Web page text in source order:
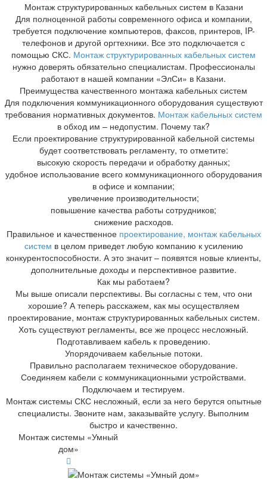
Монтаж структурированных кабельных систем в Казани
Для полноценной работы современного офиса и компании,
требуется подключение компьютеров, факсов, принтеров, IP-
телефонов и другой оргтехники. Все это подключается с
помощью СКС. Монтаж структурированных кабельных систем
нужно доверять обязательно специалистам. Профессионалы
работают в нашей компании «ЭлСи» в Казани.
Преимущества качественного монтажа кабельных систем
Для подключения коммуникационного оборудования существуют
требования нормативных документов. Монтаж кабельных систем
в обход им – недопустим. Почему так?
Если проектирование структурированной кабельной системы
будет соответствовать регламенту, то отметите:
высокую скорость передачи и обработку данных;
удобное использование всего коммуникационного оборудования
в офисе и компании;
увеличение производительности;
повышение качества работы сотрудников;
снижение расходов.
Правильное и качественное проектирование, монтаж кабельных
систем в целом приведет любую компанию к усилению
конкурентоспособности. А это значит – появятся новые клиенты,
дополнительные доходы и перспективное развитие.
Как мы работаем?
Мы выше описали перспективы. Вы согласны с тем, что они
хорошие? А теперь расскажем, как мы осуществляем
проектирование, монтаж структурированных кабельных систем.
Хоть существуют регламенты, все же процесс несложный.
Подготавливаем кабель к проведению.
Упорядочиваем кабельные потоки.
Правильно располагаем техническое оборудование.
Соединяем кабели с коммуникационными устройствами.
Подключаем и тестируем.
Монтаж системы СКС несложный, если за него берутся опытные
специалисты. Звоните нам, заказывайте услугу. Выполним
быстро и качественно.
Монтаж системы «Умный
дом»